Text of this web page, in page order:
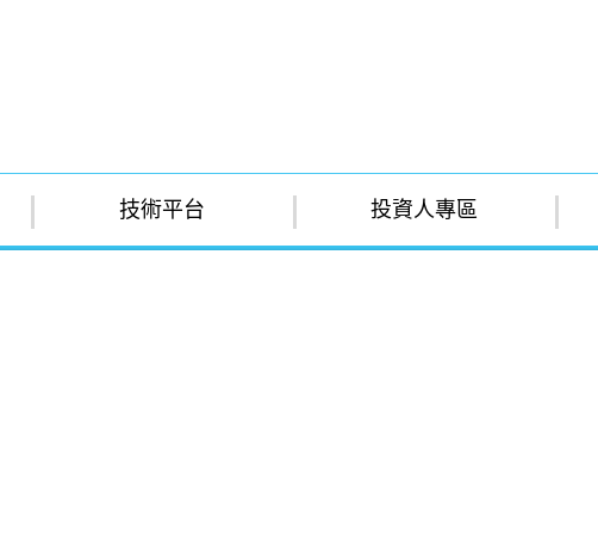
技術平台 投資人專區